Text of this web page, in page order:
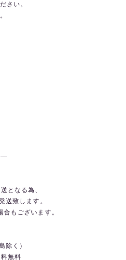
さい。
となる為、
送致します。
もございます。
除く）
無料